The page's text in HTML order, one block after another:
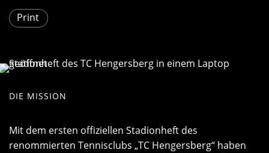
Print
DIE MISSION
Mit dem ersten offiziellen Stadionheft des
renommierten Tennisclubs „TC Hengersberg“ haben